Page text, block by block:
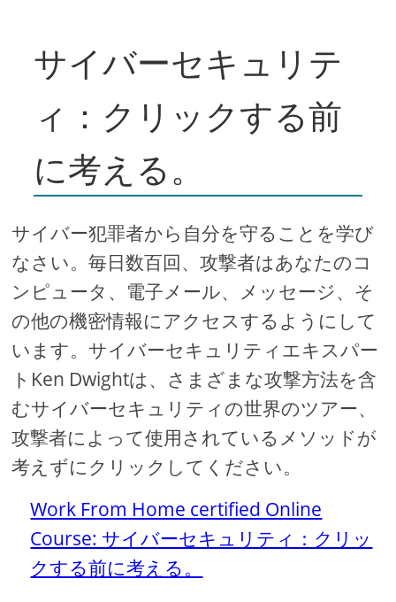
サイバーセキュリテ
ィ：クリックする前
に考える。
サイバー犯罪者から自分を守ることを学び
なさい。毎日数百回、攻撃者はあなたのコ
ンピュータ、電子メール、メッセージ、そ
の他の機密情報にアクセスするようにして
います。サイバーセキュリティエキスパー
トKen Dwightは、さまざまな攻撃方法を含
むサイバーセキュリティの世界のツアー、
攻撃者によって使用されているメソッドが
考えずにクリックしてください。
Work From Home certified Online
Course: サイバーセキュリティ：クリッ
クする前に考える。